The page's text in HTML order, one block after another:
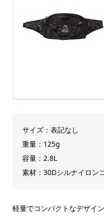
サイズ：表記なし
重量：125g
容量：2.8L
素材：30Dシルナイロン
軽量でコンパクトなデザイ